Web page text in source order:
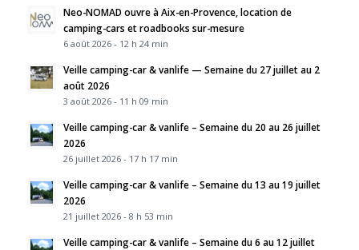
Neo-NOMAD ouvre à Aix-en-Provence, location de
camping-cars et roadbooks sur-mesure
6 août 2026 - 12 h 24 min
Veille camping-car & vanlife — Semaine du 27 juillet au 2
août 2026
3 août 2026 - 11 h 09 min
Veille camping-car & vanlife – Semaine du 20 au 26 juillet
2026
26 juillet 2026 - 17 h 17 min
Veille camping-car & vanlife – Semaine du 13 au 19 juillet
2026
21 juillet 2026 - 8 h 53 min
Veille camping-car & vanlife – Semaine du 6 au 12 juillet